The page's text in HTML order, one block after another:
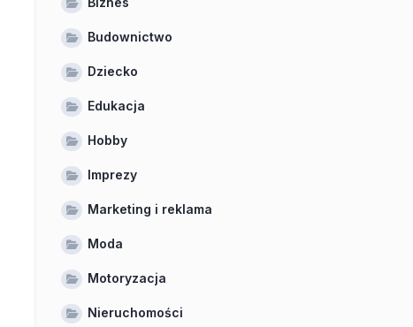
Budownictwo
Dziecko
Edukacja
Hobby
Imprezy
Marketing i reklama
Moda
Motoryzacja
Nieruchomości